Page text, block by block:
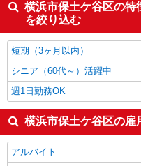
横浜市保土ケ谷区の特
を絞り込む
短期（3ヶ月以内）
シニア（60代～）活躍中
週1日勤務OK
横浜市保土ケ谷区の雇
アルバイト